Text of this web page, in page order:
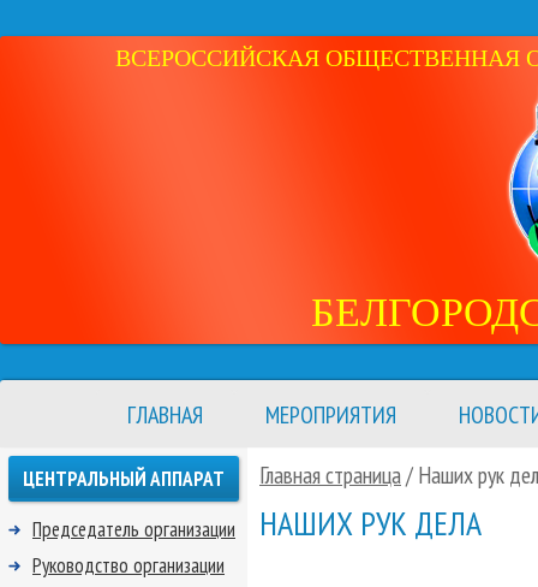
ВСЕРОССИЙСКАЯ ОБЩЕСТВЕННАЯ
ГЛАВНАЯ МЕРОПРИЯТИЯ
Главная страница/ Наших рук
НАШИХ РУК ДЕЛА
ЦЕНТРАЛЬНЫЙ АППАРАТ
Председатель организации
Руководство организации